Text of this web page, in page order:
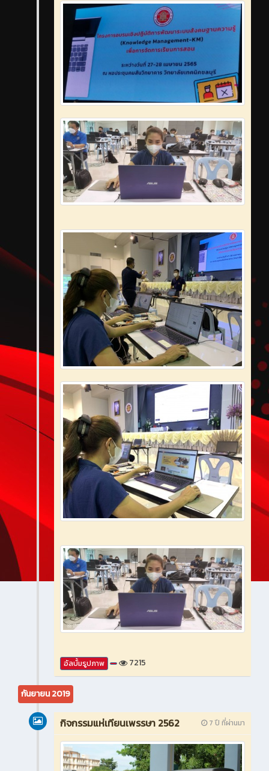
อัลบั้มรูปภาพ 7215
กันยายน 2019
7 ปี ที่ผ่านมา
กิจกรรมแห่เทียนเพรรษา 2562